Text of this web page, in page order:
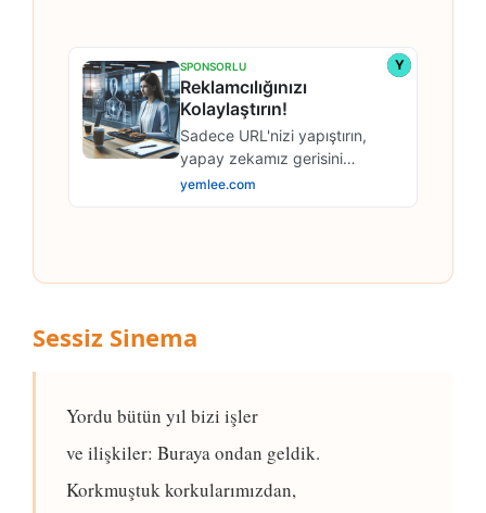
Sessiz Sinema
Yordu bütün yıl bizi işler
ve ilişkiler: Buraya ondan geldik.
Korkmuştuk korkularımızdan,